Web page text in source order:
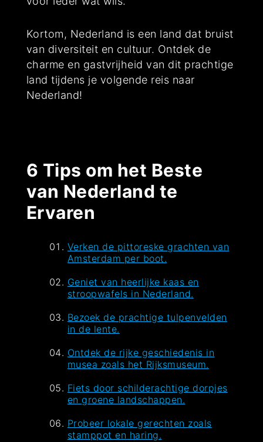
Kortom, Nederland is een land dat bruist
van diversiteit en cultuur. Ontdek de
charme en gastvrijheid van dit prachtige
land tijdens je volgende reis naar
Nederland!
6 Tips om het Beste
van Nederland te
Ervaren
Verken de pittoreske grachten van
Amsterdam per boot.
Geniet van heerlijke kaas en
stroopwafels in Nederland.
Bezoek de prachtige tulpenvelden
in de lente.
Ontdek de rijke geschiedenis in
musea zoals het Rijksmuseum.
Fiets door schilderachtige dorpjes
en groene landschappen.
Probeer lokale gerechten zoals
stamppot en haring.